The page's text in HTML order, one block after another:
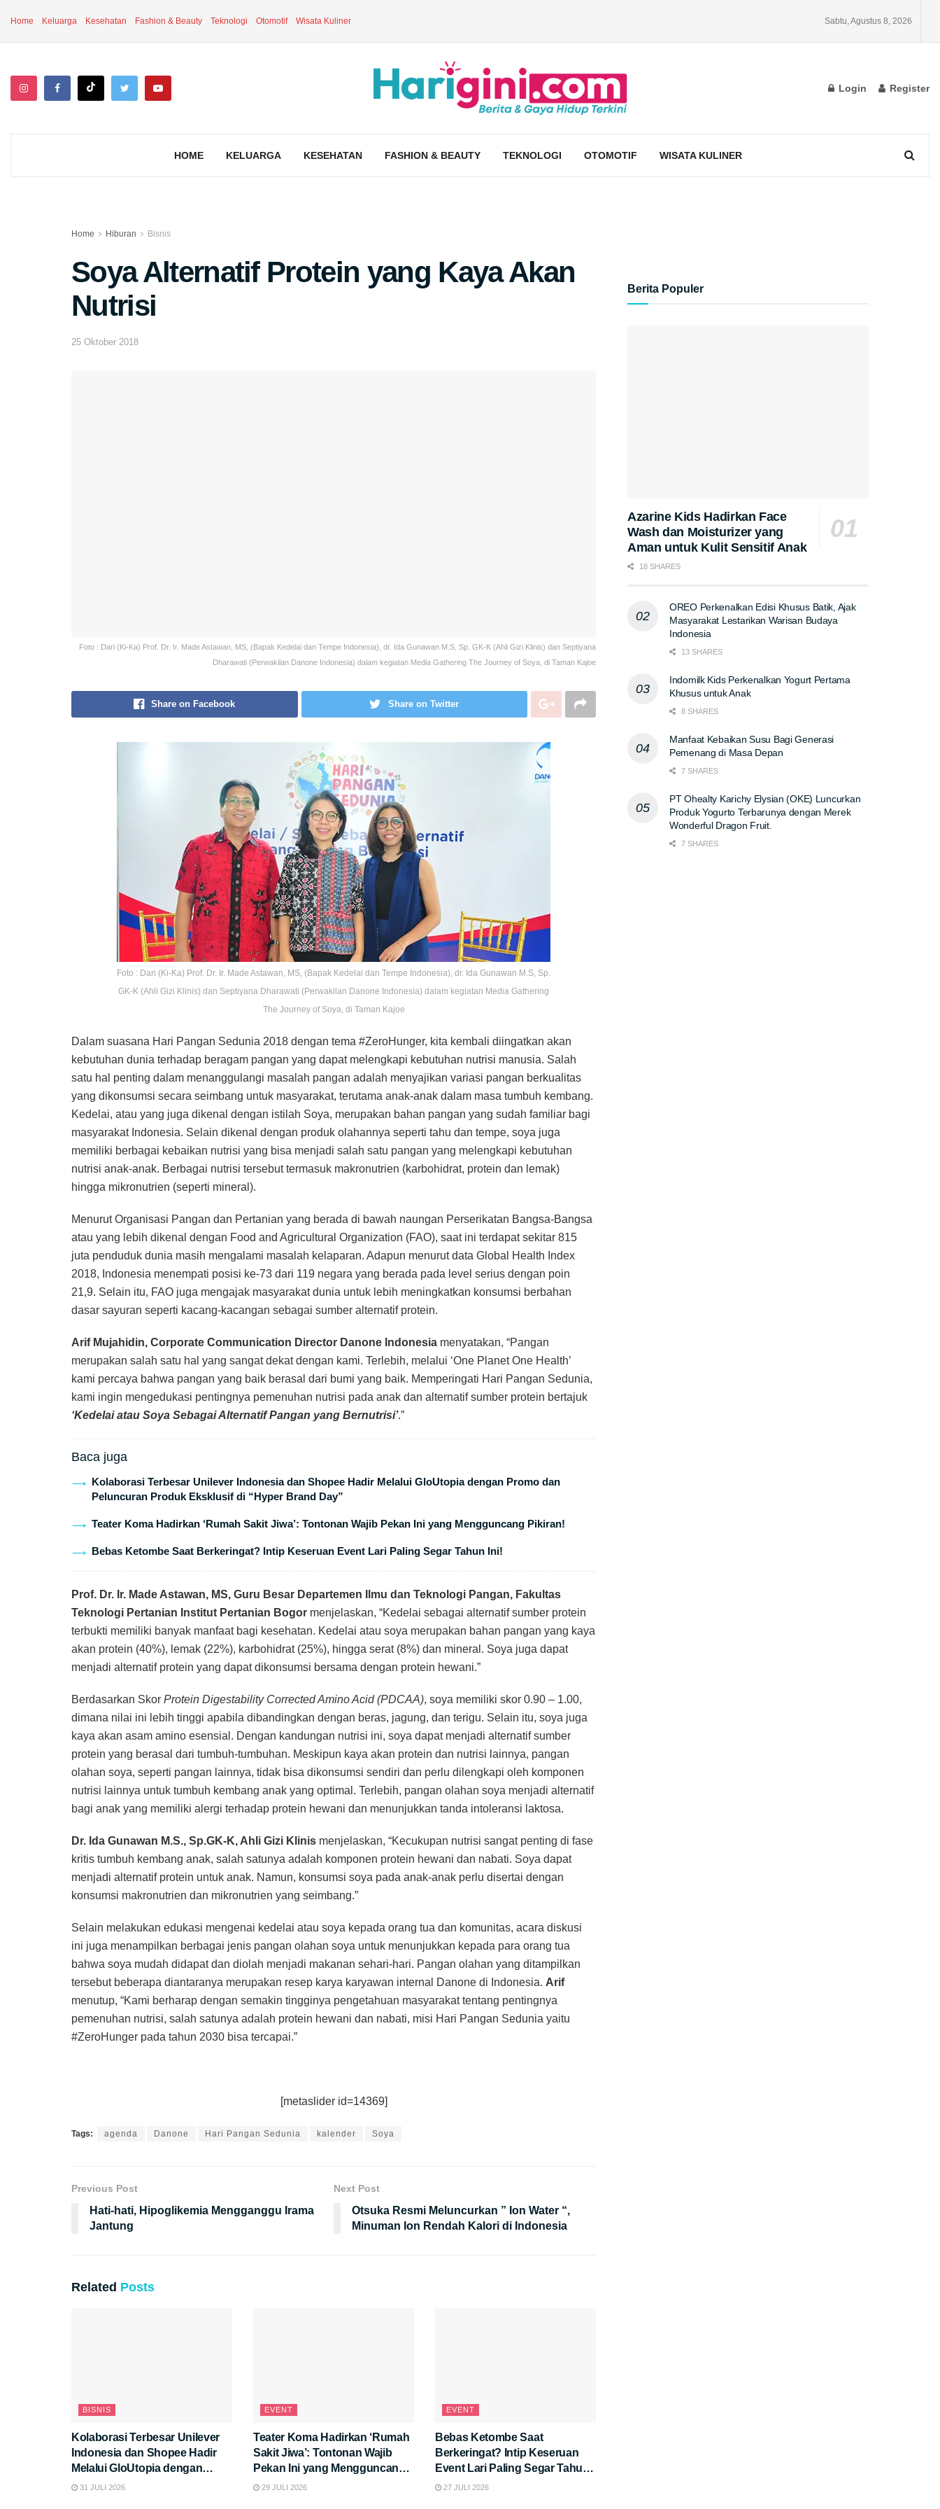
Home Keluarga Kesehatan Fashion & Beauty Teknologi Otomotif Wisata Kuliner Sabtu, Agustus 8, 2026
Login Register
HOME KELUARGA KESEHATAN FASHION & BEAUTY TEKNOLOGI OTOMOTIF WISATA KULINER
Home Hiburan Bisnis
Soya Alternatif Protein yang Kaya Akan
Nutrisi
25 Oktober 2018
Foto : Dari (Ki-Ka) Prof. Dr. Ir. Made Astawan, MS, (Bapak Kedelai dan Tempe Indonesia), dr. Ida Gunawan M.S, Sp. GK-K (Ahli Gizi Klinis) dan Septiyana
Dharawati (Perwakilan Danone Indonesia) dalam kegiatan Media Gathering The Journey of Soya, di Taman Kajoe
Share on Facebook Share on Twitter
Foto : Dari (Ki-Ka) Prof. Dr. Ir. Made Astawan, MS, (Bapak Kedelai dan Tempe Indonesia), dr. Ida Gunawan M.S, Sp.
GK-K (Ahli Gizi Klinis) dan Septiyana Dharawati (Perwakilan Danone Indonesia) dalam kegiatan Media Gathering
The Journey of Soya, di Taman Kajoe
Dalam suasana Hari Pangan Sedunia 2018 dengan tema #ZeroHunger, kita kembali diingatkan akan
kebutuhan dunia terhadap beragam pangan yang dapat melengkapi kebutuhan nutrisi manusia. Salah
satu hal penting dalam menanggulangi masalah pangan adalah menyajikan variasi pangan berkualitas
yang dikonsumsi secara seimbang untuk masyarakat, terutama anak-anak dalam masa tumbuh kembang.
Kedelai, atau yang juga dikenal dengan istilah Soya, merupakan bahan pangan yang sudah familiar bagi
masyarakat Indonesia. Selain dikenal dengan produk olahannya seperti tahu dan tempe, soya juga
memiliki berbagai kebaikan nutrisi yang bisa menjadi salah satu pangan yang melengkapi kebutuhan
nutrisi anak-anak. Berbagai nutrisi tersebut termasuk makronutrien (karbohidrat, protein dan lemak)
hingga mikronutrien (seperti mineral).
Menurut Organisasi Pangan dan Pertanian yang berada di bawah naungan Perserikatan Bangsa-Bangsa
atau yang lebih dikenal dengan Food and Agricultural Organization (FAO), saat ini terdapat sekitar 815
juta penduduk dunia masih mengalami masalah kelaparan. Adapun menurut data Global Health Index
2018, Indonesia menempati posisi ke-73 dari 119 negara yang berada pada level serius dengan poin
21,9. Selain itu, FAO juga mengajak masyarakat dunia untuk lebih meningkatkan konsumsi berbahan
dasar sayuran seperti kacang-kacangan sebagai sumber alternatif protein.
Arif Mujahidin, Corporate Communication Director Danone Indonesia menyatakan, “Pangan
merupakan salah satu hal yang sangat dekat dengan kami. Terlebih, melalui ‘One Planet One Health’
kami percaya bahwa pangan yang baik berasal dari bumi yang baik. Memperingati Hari Pangan Sedunia,
kami ingin mengedukasi pentingnya pemenuhan nutrisi pada anak dan alternatif sumber protein bertajuk
‘Kedelai atau Soya Sebagai Alternatif Pangan yang Bernutrisi’.”
Baca juga
Kolaborasi Terbesar Unilever Indonesia dan Shopee Hadir Melalui GloUtopia dengan Promo dan
Peluncuran Produk Eksklusif di “Hyper Brand Day”
Teater Koma Hadirkan ‘Rumah Sakit Jiwa’: Tontonan Wajib Pekan Ini yang Mengguncang Pikiran!
Bebas Ketombe Saat Berkeringat? Intip Keseruan Event Lari Paling Segar Tahun Ini!
Prof. Dr. Ir. Made Astawan, MS, Guru Besar Departemen Ilmu dan Teknologi Pangan, Fakultas
Teknologi Pertanian Institut Pertanian Bogor menjelaskan, “Kedelai sebagai alternatif sumber protein
terbukti memiliki banyak manfaat bagi kesehatan. Kedelai atau soya merupakan bahan pangan yang kaya
akan protein (40%), lemak (22%), karbohidrat (25%), hingga serat (8%) dan mineral. Soya juga dapat
menjadi alternatif protein yang dapat dikonsumsi bersama dengan protein hewani.”
Berdasarkan Skor Protein Digestability Corrected Amino Acid (PDCAA), soya memiliki skor 0.90 – 1.00,
dimana nilai ini lebih tinggi apabila dibandingkan dengan beras, jagung, dan terigu. Selain itu, soya juga
kaya akan asam amino esensial. Dengan kandungan nutrisi ini, soya dapat menjadi alternatif sumber
protein yang berasal dari tumbuh-tumbuhan. Meskipun kaya akan protein dan nutrisi lainnya, pangan
olahan soya, seperti pangan lainnya, tidak bisa dikonsumsi sendiri dan perlu dilengkapi oleh komponen
nutrisi lainnya untuk tumbuh kembang anak yang optimal. Terlebih, pangan olahan soya menjadi alternatif
bagi anak yang memiliki alergi terhadap protein hewani dan menunjukkan tanda intoleransi laktosa.
Dr. Ida Gunawan M.S., Sp.GK-K, Ahli Gizi Klinis menjelaskan, “Kecukupan nutrisi sangat penting di fase
kritis tumbuh kembang anak, salah satunya adalah komponen protein hewani dan nabati. Soya dapat
menjadi alternatif protein untuk anak. Namun, konsumsi soya pada anak-anak perlu disertai dengan
konsumsi makronutrien dan mikronutrien yang seimbang.”
Selain melakukan edukasi mengenai kedelai atau soya kepada orang tua dan komunitas, acara diskusi
ini juga menampilkan berbagai jenis pangan olahan soya untuk menunjukkan kepada para orang tua
bahwa soya mudah didapat dan diolah menjadi makanan sehari-hari. Pangan olahan yang ditampilkan
tersebut beberapa diantaranya merupakan resep karya karyawan internal Danone di Indonesia. Arif
menutup, “Kami berharap dengan semakin tingginya pengetahuan masyarakat tentang pentingnya
pemenuhan nutrisi, salah satunya adalah protein hewani dan nabati, misi Hari Pangan Sedunia yaitu
#ZeroHunger pada tahun 2030 bisa tercapai.”
[metaslider id=14369]
Tags: agenda Danone Hari Pangan Sedunia kalender Soya
Previous Post
Hati-hati, Hipoglikemia Mengganggu Irama
Jantung
Next Post
Otsuka Resmi Meluncurkan ” Ion Water “,
Minuman Ion Rendah Kalori di Indonesia
Related Posts
BISNIS
Kolaborasi Terbesar Unilever
Indonesia dan Shopee Hadir
Melalui GloUtopia dengan
Promo dan Peluncuran Produk
31 JULI 2026
EVENT
Teater Koma Hadirkan ‘Rumah
Sakit Jiwa’: Tontonan Wajib
Pekan Ini yang Mengguncang
Pikiran!
29 JULI 2026
EVENT
Bebas Ketombe Saat
Berkeringat? Intip Keseruan
Event Lari Paling Segar Tahun
Ini!27 JULI 2026
Berita Populer
Azarine Kids Hadirkan Face
Wash dan Moisturizer yang
Aman untuk Kulit Sensitif Anak
18 SHARES
OREO Perkenalkan Edisi Khusus Batik, Ajak
Masyarakat Lestarikan Warisan Budaya
Indonesia
13 SHARES
Indomilk Kids Perkenalkan Yogurt Pertama
Khusus untuk Anak
8 SHARES
Manfaat Kebaikan Susu Bagi Generasi
Pemenang di Masa Depan
7 SHARES
PT Ohealty Karichy Elysian (OKE) Luncurkan
Produk Yogurto Terbarunya dengan Merek
Wonderful Dragon Fruit.
7 SHARES